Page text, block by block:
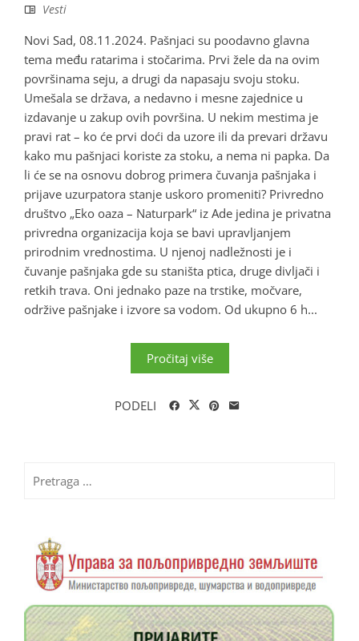
Vesti
Novi Sad, 08.11.2024. Pašnjaci su poodavno glavna
tema među ratarima i stočarima. Prvi žele da na ovim
površinama seju, a drugi da napasaju svoju stoku.
Umešala se država, a nedavno i mesne zajednice u
izdavanje u zakup ovih površina. U nekim mestima je
pravi rat – ko će prvi doći da uzore ili da prevari državu
kako mu pašnjaci koriste za stoku, a nema ni papka. Da
li će se na osnovu dobrog primera čuvanja pašnjaka i
prijave uzurpatora stanje uskoro promeniti? Privredno
društvo „Eko oaza – Naturpark“ iz Ade jedina je privatna
privredna organizacija koja se bavi upravljanjem
prirodnim vrednostima. U njenoj nadležnosti je i
čuvanje pašnjaka gde su staništa ptica, druge divljači i
retkih trava. Oni jednako paze na trstike, močvare,
održive pašnjake i izvore sa vodom. Od ukupno 6 h...
Pročitaj više
PODELI
za: